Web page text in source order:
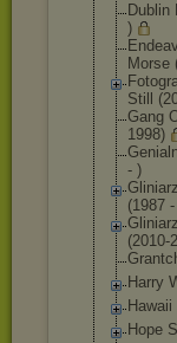
Dublin
)
Morse
Still
Gang
1998)
- )
(1987
(2010-
Harry
Hope